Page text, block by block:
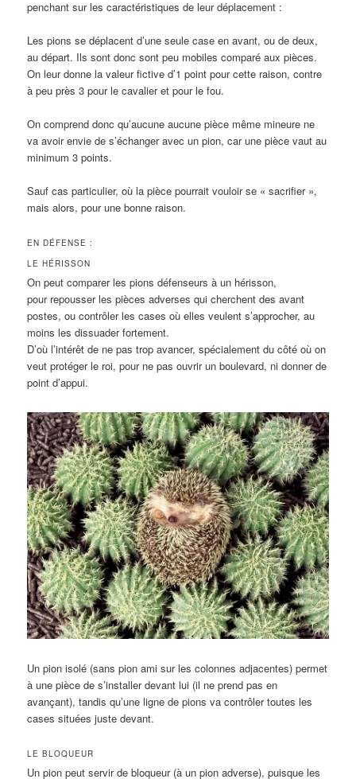
penchant sur les caractéristiques de leur déplacement :
Les pions se déplacent d’une seule case en avant, ou de deux,
au départ. Ils sont donc sont peu mobiles comparé aux pièces.
On leur donne la valeur fictive d’1 point pour cette raison, contre
à peu près 3 pour le cavalier et pour le fou.
On comprend donc qu’aucune aucune pièce même mineure ne
va avoir envie de s’échanger avec un pion, car une pièce vaut au
minimum 3 points.
Sauf cas particulier, où la pièce pourrait vouloir se « sacrifier »,
mais alors, pour une bonne raison.
EN DÉFENSE :
LE HÉRISSON
On peut comparer les pions défenseurs à un hérisson,
pour repousser les pièces adverses qui cherchent des avant
postes, ou contrôler les cases où elles veulent s’approcher, au
moins les dissuader fortement.
D’où l’intérêt de ne pas trop avancer, spécialement du côté où on
veut protéger le roi, pour ne pas ouvrir un boulevard, ni donner de
point d’appui.
Un pion isolé (sans pion ami sur les colonnes adjacentes) permet
à une pièce de s’installer devant lui (il ne prend pas en
avançant), tandis qu’une ligne de pions va contrôler toutes les
cases situées juste devant.
LE BLOQUEUR
Un pion peut servir de bloqueur (à un pion adverse), puisque les